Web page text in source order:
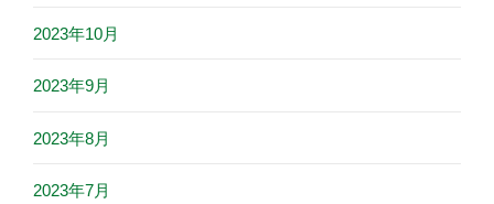
2023年10月
2023年9月
2023年8月
2023年7月